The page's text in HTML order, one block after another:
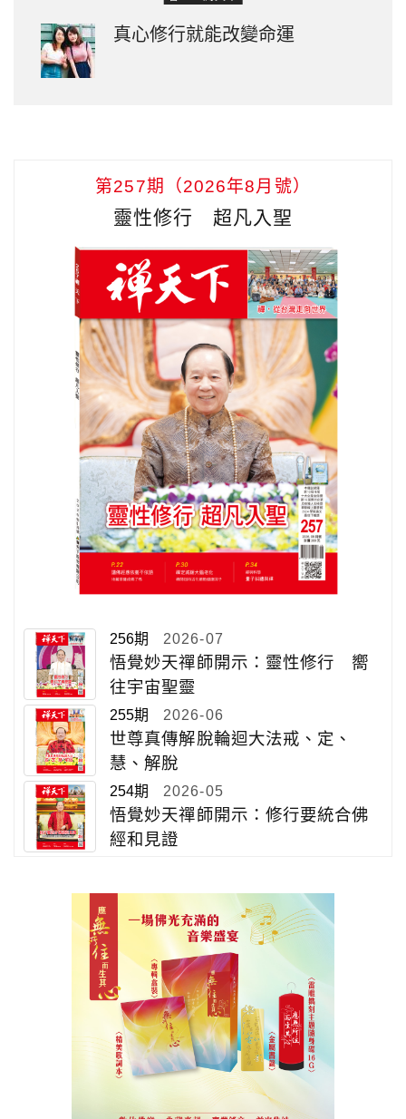
真心修行就能改變命運
第257期（2026年8月號）
靈性修行 超凡入聖
256期 2026-07
悟覺妙天禪師開示：靈性修行 嚮
往宇宙聖靈
255期 2026-06
世尊真傳解脫輪迴大法戒、定、
慧、解脫
254期 2026-05
悟覺妙天禪師開示：修行要統合佛
經和見證